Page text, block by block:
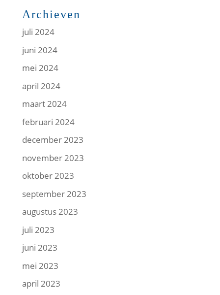
Archieven
juli 2024
juni 2024
mei 2024
april 2024
maart 2024
februari 2024
december 2023
november 2023
oktober 2023
september 2023
augustus 2023
juli 2023
juni 2023
mei 2023
april 2023